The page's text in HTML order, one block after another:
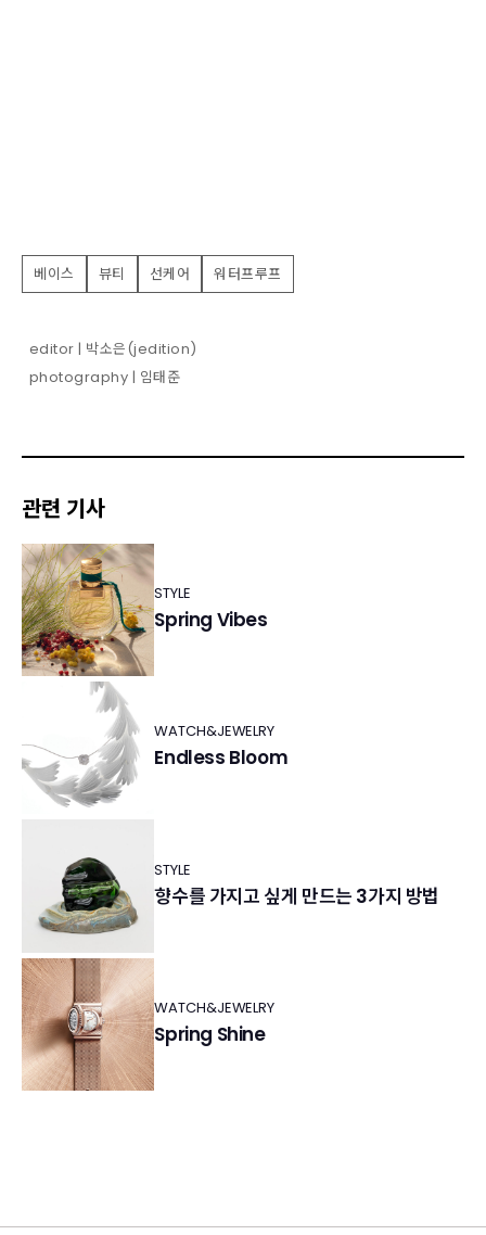
베이스 뷰티 선케어 워터프루프
editor | 박소은(jedition)
photography | 임태준
관련 기사
STYLE
Spring Vibes
WATCH&JEWELRY
Endless Bloom
STYLE
향수를 가지고 싶게 만드는 3가지 방법
WATCH&JEWELRY
Spring Shine